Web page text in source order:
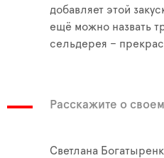
добавляет этой
ещё можно назвать
сельдерея –
Расскажите о
Светлана